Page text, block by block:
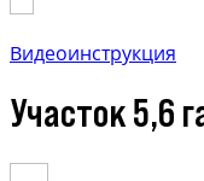
Видеоинструкция
Участок 5,6